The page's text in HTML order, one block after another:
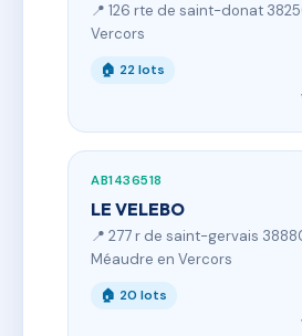
📍 126 rte de saint-donat
Vercors
🏠 22 lots
AB1436518
LE VELEBO
📍 277 r de saint-gervais
Méaudre en Vercors
🏠 20 lots